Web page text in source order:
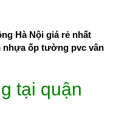
Hà Nội giá rẻ nhất
nhựa ốp tường pvc vân
tại quận